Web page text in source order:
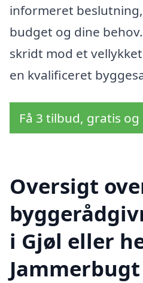
informeret
budget og dine
skridt mod et
en kvalificeret
Få 3 tilbud, gratis
Oversigt
i Gjøl eller